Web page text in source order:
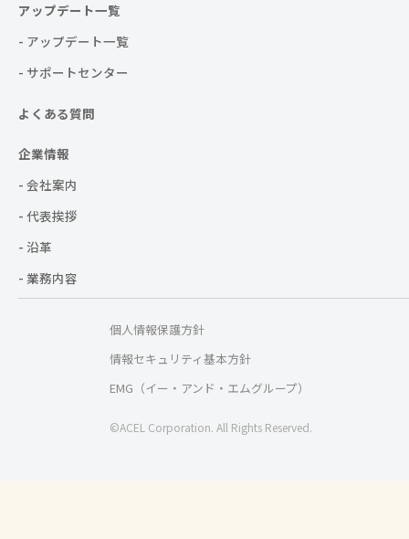
アップデート一覧
- アップデート一覧
- サポートセンター
よくある質問
企業情報
- 会社案内
- 代表挨拶
- 沿革
- 業務内容
個人情報保護方針
情報セキュリティ基本方針
EMG（イー・アンド・エムグループ）